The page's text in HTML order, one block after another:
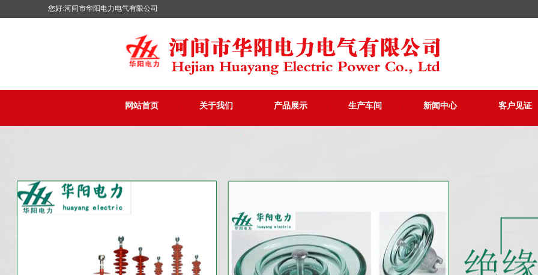
您好:河间市华阳电力电气有限公司
网站首页 关于我们 产品展示 生产车间 新闻中心 客户见证